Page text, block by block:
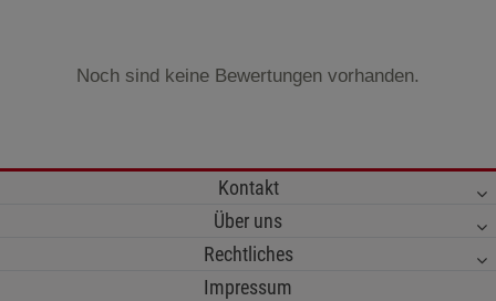
Noch sind keine Bewertungen vorhanden.
Kontakt
Über uns
Rechtliches
Impressum